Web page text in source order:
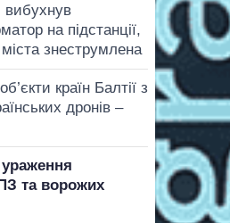
вибухнув
на підстанції,
знеструмлена
країн Балтії з
дронів –
та ворожих